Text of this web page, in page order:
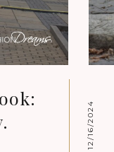
12/16/2024